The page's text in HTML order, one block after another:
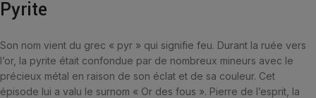
Pyrite
Son nom vient du grec « pyr » qui signifie feu. Durant la ruée vers
l’or, la pyrite était confondue par de nombreux mineurs avec le
précieux métal en raison de son éclat et de sa couleur. Cet
épisode lui a valu le surnom « Or des fous ». Pierre de l’esprit, la